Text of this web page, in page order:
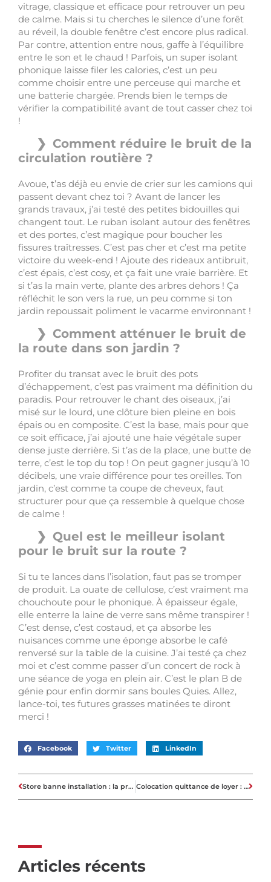
vitrage, classique et efficace pour retrouver un peu
de calme. Mais si tu cherches le silence d’une forêt
au réveil, la double fenêtre c’est encore plus radical.
Par contre, attention entre nous, gaffe à l’équilibre
entre le son et le chaud ! Parfois, un super isolant
phonique laisse filer les calories, c’est un peu
comme choisir entre une perceuse qui marche et
une batterie chargée. Prends bien le temps de
vérifier la compatibilité avant de tout casser chez toi
!
Comment réduire le bruit de la
circulation routière ?
Avoue, t’as déjà eu envie de crier sur les camions qui
passent devant chez toi ? Avant de lancer les
grands travaux, j’ai testé des petites bidouilles qui
changent tout. Le ruban isolant autour des fenêtres
et des portes, c’est magique pour boucher les
fissures traîtresses. C’est pas cher et c’est ma petite
victoire du week-end ! Ajoute des rideaux antibruit,
c’est épais, c’est cosy, et ça fait une vraie barrière. Et
si t’as la main verte, plante des arbres dehors ! Ça
réfléchit le son vers la rue, un peu comme si ton
jardin repoussait poliment le vacarme environnant !
Comment atténuer le bruit de
la route dans son jardin ?
Profiter du transat avec le bruit des pots
d’échappement, c’est pas vraiment ma définition du
paradis. Pour retrouver le chant des oiseaux, j’ai
misé sur le lourd, une clôture bien pleine en bois
épais ou en composite. C’est la base, mais pour que
ce soit efficace, j’ai ajouté une haie végétale super
dense juste derrière. Si t’as de la place, une butte de
terre, c’est le top du top ! On peut gagner jusqu’à 10
décibels, une vraie différence pour tes oreilles. Ton
jardin, c’est comme ta coupe de cheveux, faut
structurer pour que ça ressemble à quelque chose
de calme !
Quel est le meilleur isolant
pour le bruit sur la route ?
Si tu te lances dans l’isolation, faut pas se tromper
de produit. La ouate de cellulose, c’est vraiment ma
chouchoute pour le phonique. À épaisseur égale,
elle enterre la laine de verre sans même transpirer !
C’est dense, c’est costaud, et ça absorbe les
nuisances comme une éponge absorbe le café
renversé sur la table de la cuisine. J’ai testé ça chez
moi et c’est comme passer d’un concert de rock à
une séance de yoga en plein air. C’est le plan B de
génie pour enfin dormir sans boules Quies. Allez,
lance-toi, tes futures grasses matinées te diront
merci !
Facebook Twitter LinkedIn
Store banne installation : la procédure sécurisée pour fixer votre matériel Colocation quittance de loyer : les étapes pour une gestion locative conforme
Articles récents